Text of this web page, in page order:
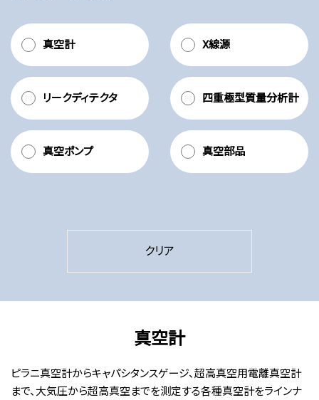
真空計 X線源
リークディテクタ 四重極型質量分析計
真空ポンプ 真空部品
クリア
真空計
ピラニ真空計からキャパシタンスゲージ、超高真空用電離真空計
まで、大気圧から超高真空までを測定する各種真空計をラインナ